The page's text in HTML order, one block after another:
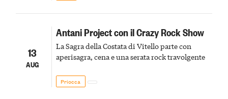
13
AUG
Antani Project con il Crazy Rock Show
La Sagra della Costata di Vitello parte con
aperisagra, cena e una serata rock travolgente
Priocca